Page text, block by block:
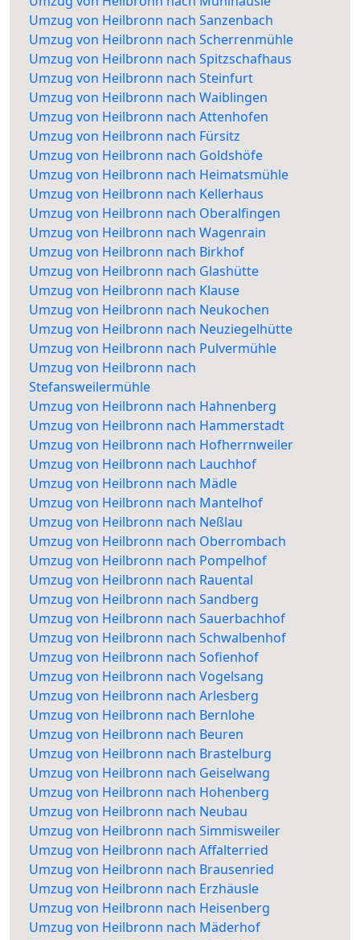
Umzug von Heilbronn nach Sanzenbach
Umzug von Heilbronn nach Scherrenmühle
Umzug von Heilbronn nach Spitzschafhaus
Umzug von Heilbronn nach Steinfurt
Umzug von Heilbronn nach Waiblingen
Umzug von Heilbronn nach Attenhofen
Umzug von Heilbronn nach Fürsitz
Umzug von Heilbronn nach Goldshöfe
Umzug von Heilbronn nach Heimatsmühle
Umzug von Heilbronn nach Kellerhaus
Umzug von Heilbronn nach Oberalfingen
Umzug von Heilbronn nach Wagenrain
Umzug von Heilbronn nach Birkhof
Umzug von Heilbronn nach Glashütte
Umzug von Heilbronn nach Klause
Umzug von Heilbronn nach Neukochen
Umzug von Heilbronn nach Neuziegelhütte
Umzug von Heilbronn nach Pulvermühle
Umzug von Heilbronn nach
Stefansweilermühle
Umzug von Heilbronn nach Hahnenberg
Umzug von Heilbronn nach Hammerstadt
Umzug von Heilbronn nach Hofherrnweiler
Umzug von Heilbronn nach Lauchhof
Umzug von Heilbronn nach Mädle
Umzug von Heilbronn nach Mantelhof
Umzug von Heilbronn nach Neßlau
Umzug von Heilbronn nach Oberrombach
Umzug von Heilbronn nach Pompelhof
Umzug von Heilbronn nach Rauental
Umzug von Heilbronn nach Sandberg
Umzug von Heilbronn nach Sauerbachhof
Umzug von Heilbronn nach Schwalbenhof
Umzug von Heilbronn nach Sofienhof
Umzug von Heilbronn nach Vogelsang
Umzug von Heilbronn nach Arlesberg
Umzug von Heilbronn nach Bernlohe
Umzug von Heilbronn nach Beuren
Umzug von Heilbronn nach Brastelburg
Umzug von Heilbronn nach Geiselwang
Umzug von Heilbronn nach Hohenberg
Umzug von Heilbronn nach Neubau
Umzug von Heilbronn nach Simmisweiler
Umzug von Heilbronn nach Affalterried
Umzug von Heilbronn nach Brausenried
Umzug von Heilbronn nach Erzhäusle
Umzug von Heilbronn nach Heisenberg
Umzug von Heilbronn nach Mäderhof